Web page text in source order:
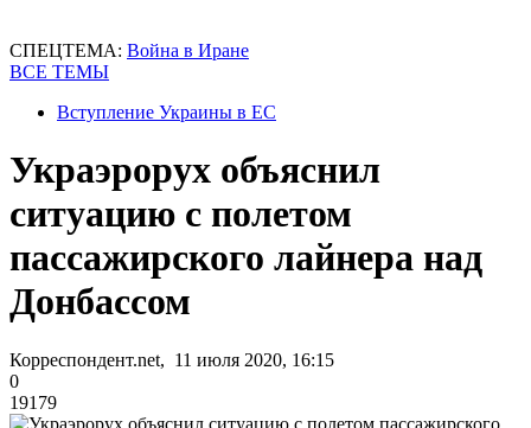
СПЕЦТЕМА: Война в Иране
ВСЕ ТЕМЫ
Вступление Украины в ЕС
Украэрорух объяснил
ситуацию с полетом
пассажирского лайнера над
Донбассом
Корреспондент.net, 11 июля 2020, 16:15
0
19179